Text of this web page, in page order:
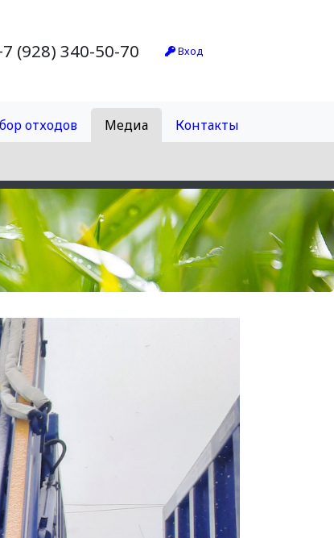
(928) 340-50-70 Вход
отходов Медиа Контакты